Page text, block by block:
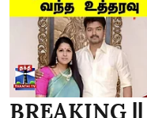
BREAKING